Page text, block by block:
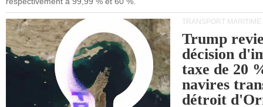
TRANSPORT MARITIME
Trump
décision
taxe de 20
navires
détroit